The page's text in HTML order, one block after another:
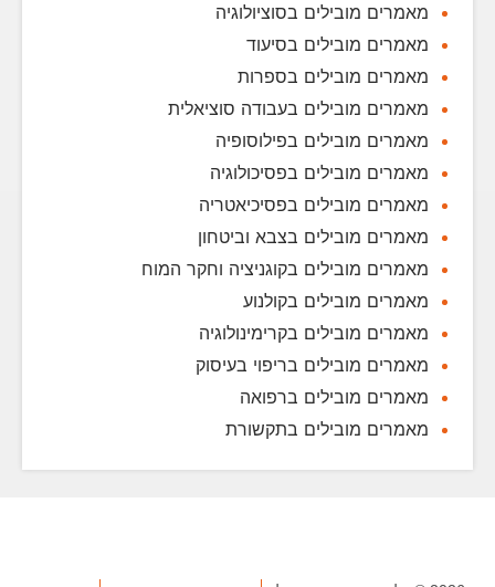
מאמרים מובילים בסוציולוגיה
מאמרים מובילים בסיעוד
מאמרים מובילים בספרות
מאמרים מובילים בעבודה סוציאלית
מאמרים מובילים בפילוסופיה
מאמרים מובילים בפסיכולוגיה
מאמרים מובילים בפסיכיאטריה
מאמרים מובילים בצבא וביטחון
מאמרים מובילים בקוגניציה וחקר המוח
מאמרים מובילים בקולנוע
מאמרים מובילים בקרימינולוגיה
מאמרים מובילים בריפוי בעיסוק
מאמרים מובילים ברפואה
מאמרים מובילים בתקשורת